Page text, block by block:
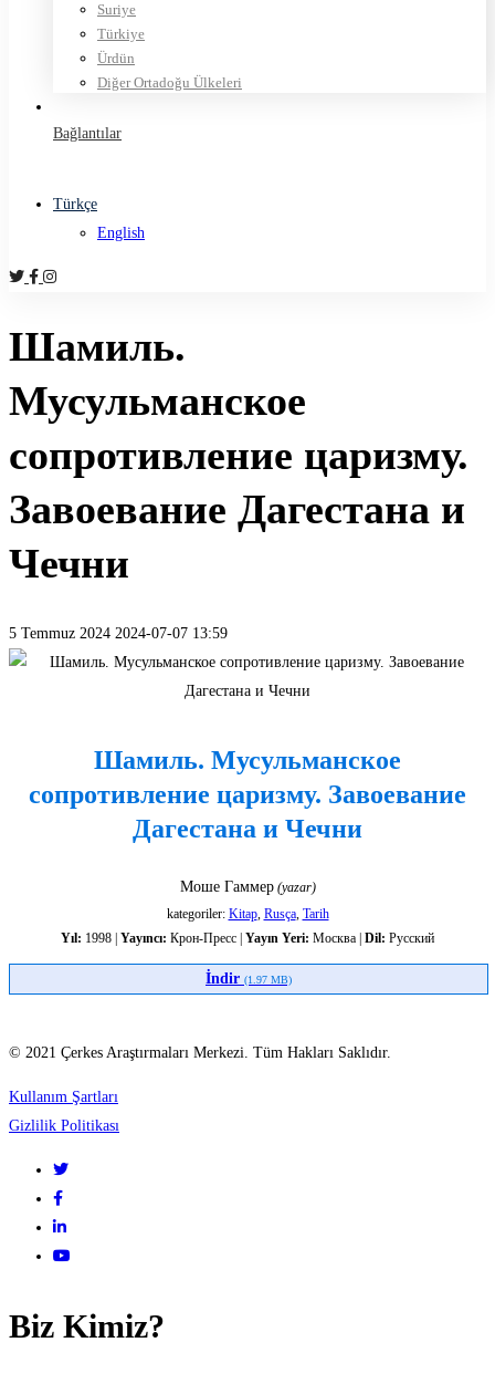
Suriye
Türkiye
Ürdün
Diğer Ortadoğu Ülkeleri
Bağlantılar
Türkçe
English
Шамиль.
Мусульманское
сопротивление царизму.
Завоевание Дагестана и
Чечни
5 Temmuz 2024 2024-07-07 13:59
Шамиль.
сопротивление
царизму.
Дагестана
и
Шамиль. Мусульманское
сопротивление царизму. Завоевание
Дагестана и Чечни
Моше Гаммер (yazar)
kategoriler: Kitap, Rusça, Tarih
Yıl: 1998 | Yayıncı: Крон-Пресс | Yayın Yeri: Москва | Dil: Русский
İndir (1.97 MB)
© 2021 Çerkes Araştırmaları Merkezi. Tüm Hakları Saklıdır.
Kullanım Şartları
Gizlilik Politikası
Biz Kimiz?